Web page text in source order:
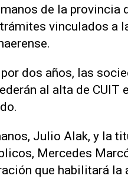
de la provincia
vinculados a
dos años, las
al alta de CUIT
Julio Alak, y la
Mercedes
que habilitará la